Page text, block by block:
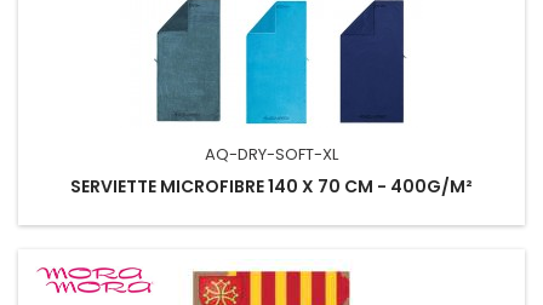
AQ-DRY-SOFT-XL
SERVIETTE MICROFIBRE 140 X 70 CM - 400G/M²